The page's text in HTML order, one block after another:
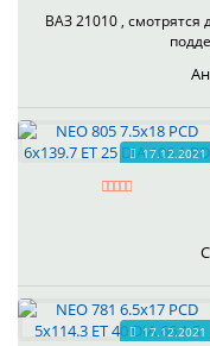
ВАЗ 21010 , смотрятся
17.12.2021
17.12.2021